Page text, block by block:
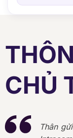
CHỦ
Thân
tiềm